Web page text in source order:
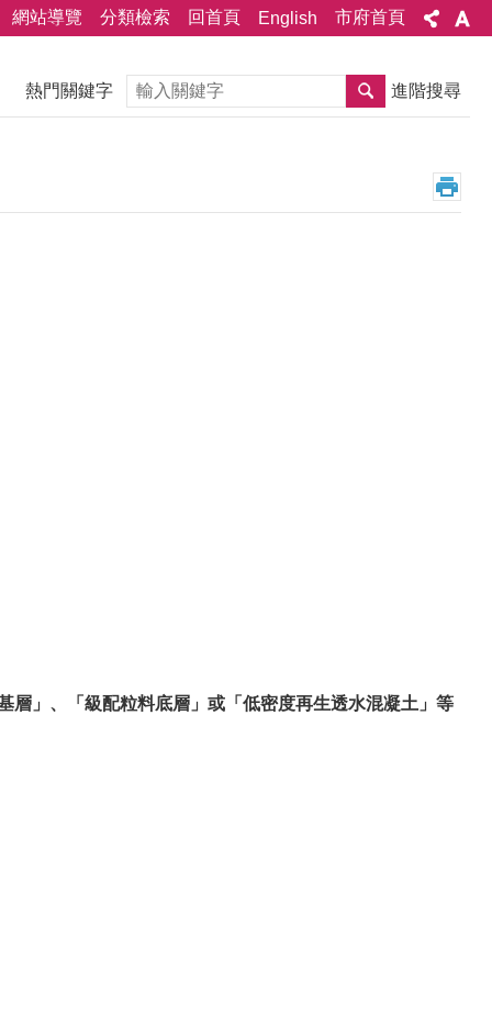
網站導覽 分類檢索 回首頁 English 市府首頁
熱門關鍵字 搜尋 進階搜尋
層」、「級配粒料底層」或「低密度再生透水混凝土」等